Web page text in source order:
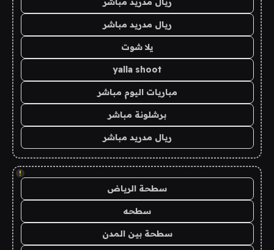
ريال مدريد مباشر
يلا شوت
yalla shoot
مباريات اليوم مباشر
برشلونة مباشر
ريال مدريد مباشر
!
سطحة الرياض
سطحه
سطحة بين المدن